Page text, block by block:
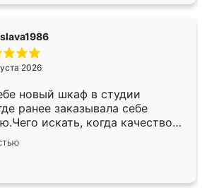
2026
новый шкаф в студии
ранее заказывала себе
искать, когда качеством
Служит кухня уже почти
нет.